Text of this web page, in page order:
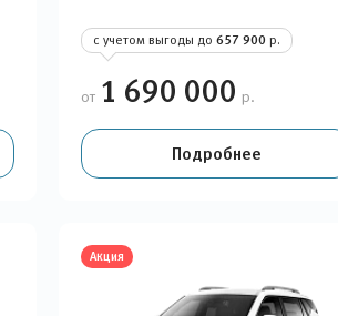
с учетом выгоды до 657 900 р.
от 1 690 000 р.
Подробнее
Акция